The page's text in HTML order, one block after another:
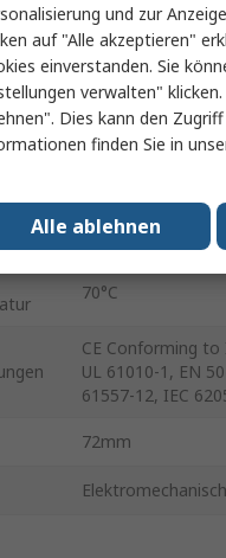
LCD
3
4
-25°C
70°C
CE Conforming to
UL 61010-1, EN
61557-12, IEC
72mm
Elektromechanisch
und zur
auf "Alle akzeptieren"
einverstanden. Sie
verwalten"
Dies kann den
finden Sie in
Alle ablehnen